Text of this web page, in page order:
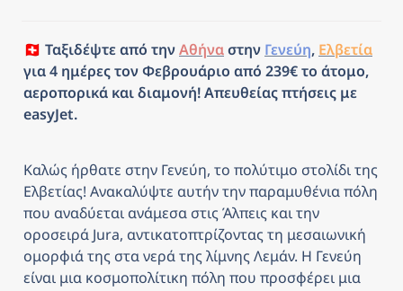
🇨🇭 Ταξιδέψτε από την Αθήνα στην Γενεύη, Ελβετία
για 4 ημέρες τον Φεβρουάριο από 239€ το άτομο,
αεροπορικά και διαμονή! Απευθείας πτήσεις με
easyJet.
Καλώς ήρθατε στην Γενεύη, το πολύτιμο στολίδι της
Ελβετίας! Ανακαλύψτε αυτήν την παραμυθένια πόλη
που αναδύεται ανάμεσα στις Άλπεις και την
οροσειρά Jura, αντικατοπτρίζοντας τη μεσαιωνική
ομορφιά της στα νερά της λίμνης Λεμάν. Η Γενεύη
είναι μια κοσμοπολίτικη πόλη που προσφέρει μια